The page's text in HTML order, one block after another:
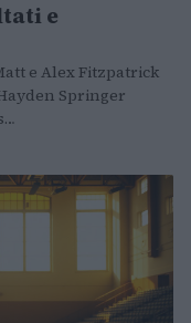
e
e Alex Fitzpatrick
Springer